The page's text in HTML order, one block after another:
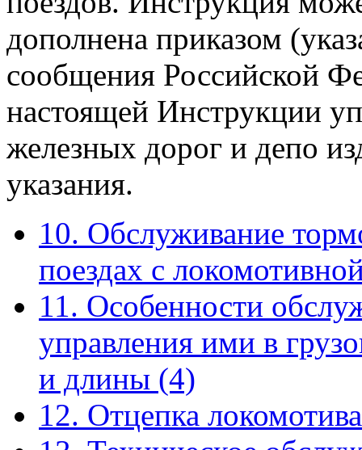
дополнена приказом
сообщения Российской
настоящей Инструкции
железных дорог и депо
указания.
10. Обслуживание
поездах с
11. Особенности
управления ими в
и длины (4)
12. Отцепка